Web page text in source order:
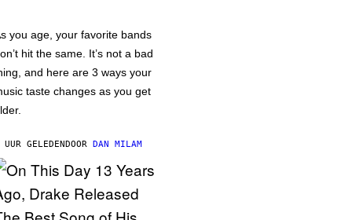
you age, your favorite bands
hit the same. It’s not a bad
and here are 3 ways your
taste changes as you get
GELEDENDOOR DAN MILAM